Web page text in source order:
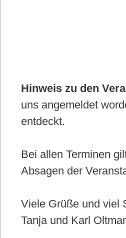
Hinweis zu den
uns angemeldet
entdeckt.
Bei allen Terminen
Absagen der
Viele Grüße und viel
Tanja und Karl